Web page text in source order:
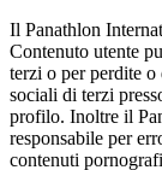
Il Panathlon
Contenuto utente
terzi o per perdite o
sociali di terzi
profilo. Inoltre il
responsabile per
contenuti